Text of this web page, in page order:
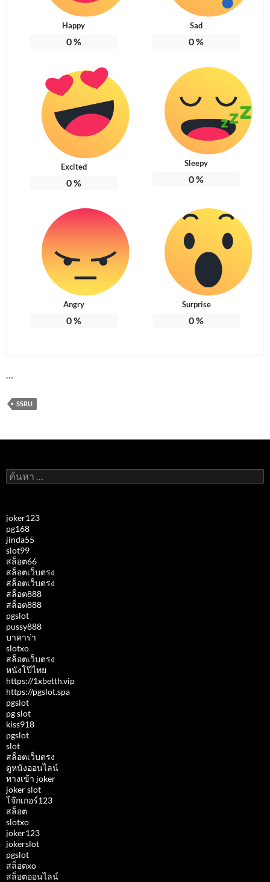
Happy
0%
Sad
0%
Excited
0%
Sleepy
0%
Angry
0%
Surprise
0%
…
SSRU
ค้นหา
สำหรับ:
joker123
pg168
jinda55
slot99
สล็อต66
สล็อตเว็บตรง
สล็อตเว็บตรง
สล็อต888
สล็อต888
pgslot
pussy888
บาคาร่า
slotxo
สล็อตเว็บตรง
หนังโป๊ไทย
https://1xbetth.vip
https://pgslot.spa
pgslot
pg slot
kiss918
pgslot
slot
สล็อตเว็บตรง
ดูหนังออนไลน์
ทางเข้า joker
joker slot
โจ๊กเกอร์123
สล็อต
slotxo
joker123
jokerslot
pgslot
สล็อตxo
สล็อตออนไลน์